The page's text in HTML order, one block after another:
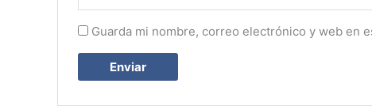
Guarda mi nombre, correo electrónico y web en